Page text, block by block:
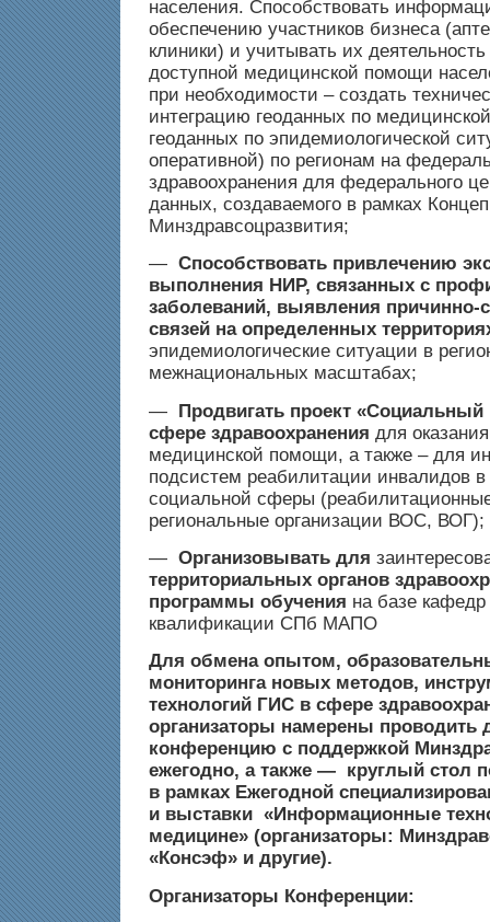
населения. Способствовать
обеспечению участников бизнеса
клиники) и учитывать их
доступной медицинской помощи
при необходимости – создать
интеграцию геоданных по
геоданных по эпидемиологической
оперативной) по регионам на
здравоохранения для федерального
данных, создаваемого в рамках
Минздравсоцразвития;
— Способствовать привлечению
выполнения НИР, связанных с
заболеваний, выявления причинно-
связей на определенных
эпидемиологические ситуации в
межнациональных масштабах;
— Продвигать проект
сфере здравоохранения для
медицинской помощи, а также – для
подсистем реабилитации инвалидов в
социальной сферы
региональные организации ВОС, ВОГ);
— Организовывать для
территориальных органов
программы обучения на базе
квалификации СПб МАПО
Для обмена опытом,
мониторинга новых методов,
технологий ГИС в сфере
организаторы намерены проводить
конференцию с поддержкой
ежегодно, а также — круглый стол
в рамках Ежегодной
и выставки «Информационные
медицине» (организаторы:
«Консэф» и другие).
Организаторы Конференции: